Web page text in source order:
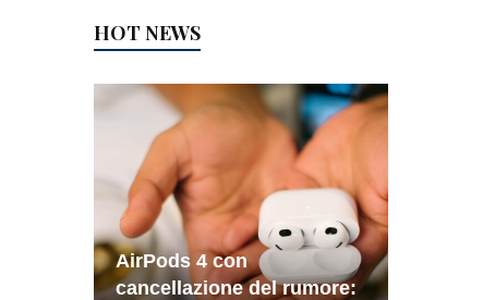
HOT NEWS
AirPods 4 con
cancellazione del rumore: